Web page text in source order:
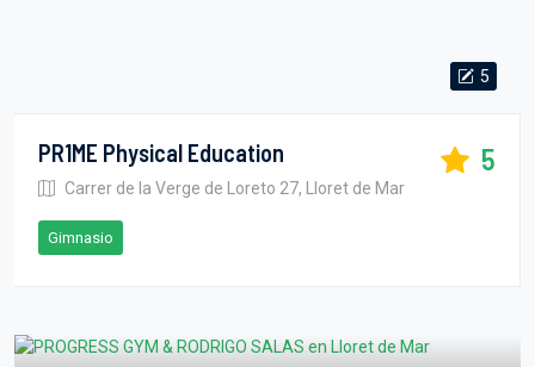
5
PR1ME Physical Education
Carrer de la Verge de Loreto 27, Lloret de Mar
5
Gimnasio